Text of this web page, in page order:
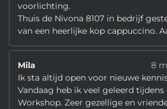
voorlichting.
Thuis de Nivona 8107 in bedrijf
van een heerlijke kop cappuccino.
Mila
8
Ik sta altijd open voor nieuwe
Vandaag heb ik veel geleerd
Workshop. Zeer gezellige en